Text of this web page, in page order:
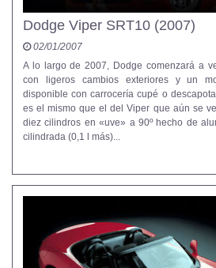
Dodge Viper SRT10 (2007)
02/01/2007
A lo largo de 2007, Dodge comenzará a
con ligeros cambios exteriores y un
disponible con carrocería cupé o
es el mismo que el del Viper que aún se
diez cilindros en «uve» a 90º hecho de
cilindrada (0,1 l más)...